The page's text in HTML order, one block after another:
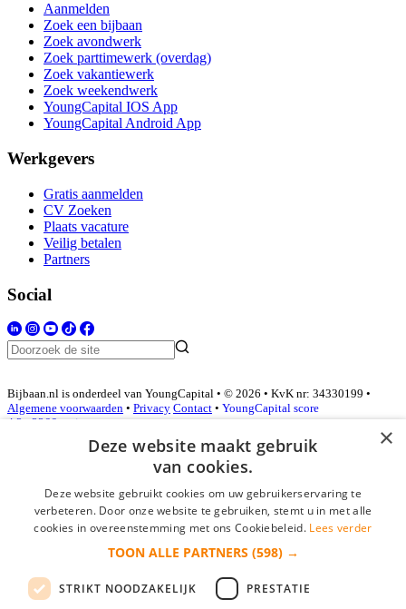
Aanmelden
Zoek een bijbaan
Zoek avondwerk
Zoek parttimewerk (overdag)
Zoek vakantiewerk
Zoek weekendwerk
YoungCapital IOS App
YoungCapital Android App
Werkgevers
Gratis aanmelden
CV Zoeken
Plaats vacature
Veilig betalen
Partners
Social
Bijbaan.nl is onderdeel van YoungCapital • © 2026 • KvK nr: 34330199 •
Algemene voorwaarden • Privacy Contact • YoungCapital score
4.3 - 3366 reviews
Inloggen als bedrijf
*
login gegevens onthouden
×
Deze website maakt gebruik
van cookies.
Deze website gebruikt cookies om uw gebruikerservaring te
verbeteren. Door onze website te gebruiken, stemt u in met alle
cookies in overeenstemming met ons Cookiebeleid. Lees verder
TOON ALLE PARTNERS (598) →
STRIKT NOODZAKELIJK PRESTATIE